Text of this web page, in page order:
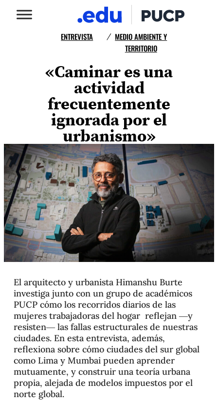
ENTREVISTA / MEDIO AMBIENTE Y
TERRITORIO
«Caminar es una
actividad
frecuentemente
ignorada por el
urbanismo»
El arquitecto y urbanista Himanshu Burte
investiga junto con un grupo de académicos
PUCP cómo los recorridos diarios de las
mujeres trabajadoras del hogar reflejan —y
resisten— las fallas estructurales de nuestras
ciudades. En esta entrevista, además,
reflexiona sobre cómo ciudades del sur global
como Lima y Mumbai pueden aprender
mutuamente, y construir una teoría urbana
propia, alejada de modelos impuestos por el
norte global.